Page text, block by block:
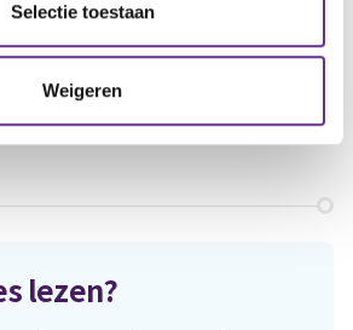
Selectie toestaan
Weigeren
ditartikel?
1
lezen?